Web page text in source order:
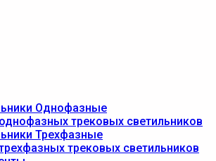
Однофазные
трековых светильников
Трехфазные
трековых светильников